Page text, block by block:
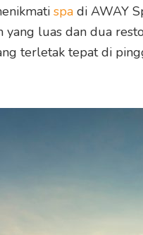
spa di AWAY
luas dan dua
terletak tepat di